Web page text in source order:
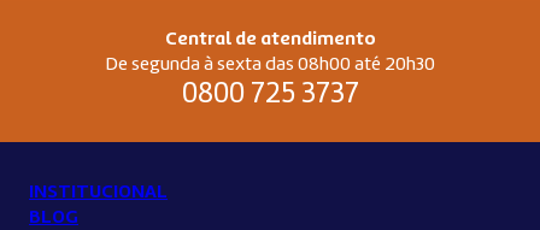
Central de atendimento
De segunda à sexta das 08h00 até 20h30
0800 725 3737
INSTITUCIONAL
BLOG